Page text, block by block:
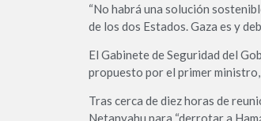
“No habrá una solución
de los dos Estados. Gaza es y
El Gabinete de Seguridad del
propuesto por el primer ministro,
Tras cerca de diez horas de